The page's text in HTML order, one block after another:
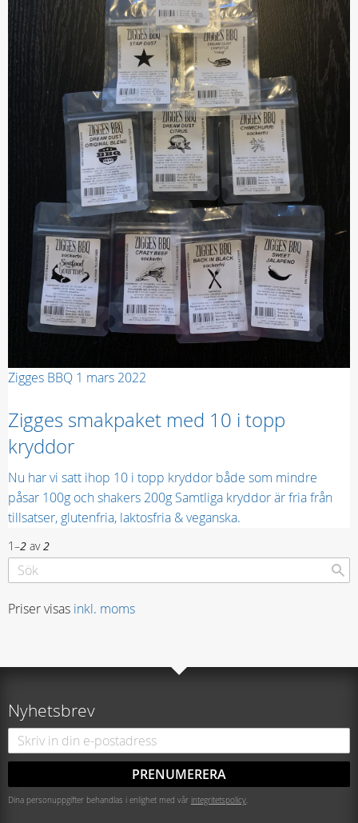
Zigges BBQ 1 mars 2022
Zigges smakpaket med 10 i topp
kryddor
Nu har vi satt ihop 10 i topp kryddor både som mindre
påsar 100g och shakers 200g Samtliga kryddor är fria från
tillsatser, glutenfria, laktosfria & veganska.
1–2 av2
Priser visas inkl. moms
Nyhetsbrev
PRENUMERERA
Dina personuppgifter behandlas i enlighet med vår integritetspolicy